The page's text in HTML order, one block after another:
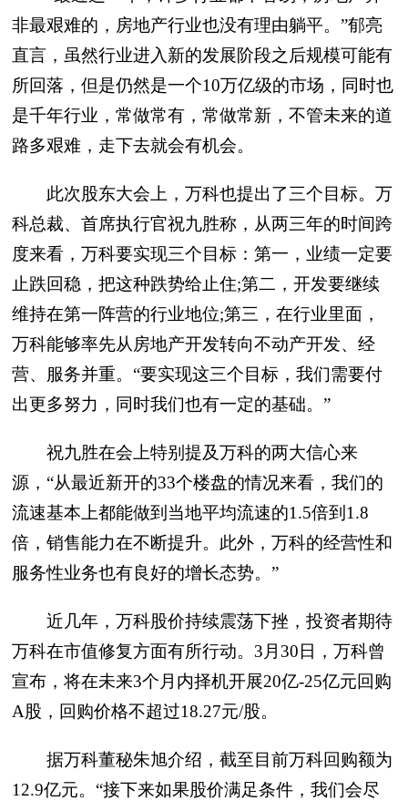
非最艰难的，房地产行业也没有理由躺平。”郁亮
直言，虽然行业进入新的发展阶段之后规模可能有
所回落，但是仍然是一个10万亿级的市场，同时也
是千年行业，常做常有，常做常新，不管未来的道
路多艰难，走下去就会有机会。
此次股东大会上，万科也提出了三个目标。万
科总裁、首席执行官祝九胜称，从两三年的时间跨
度来看，万科要实现三个目标：第一，业绩一定要
止跌回稳，把这种跌势给止住;第二，开发要继续
维持在第一阵营的行业地位;第三，在行业里面，
万科能够率先从房地产开发转向不动产开发、经
营、服务并重。“要实现这三个目标，我们需要付
出更多努力，同时我们也有一定的基础。”
祝九胜在会上特别提及万科的两大信心来
源，“从最近新开的33个楼盘的情况来看，我们的
流速基本上都能做到当地平均流速的1.5倍到1.8
倍，销售能力在不断提升。此外，万科的经营性和
服务性业务也有良好的增长态势。”
近几年，万科股价持续震荡下挫，投资者期待
万科在市值修复方面有所行动。3月30日，万科曾
宣布，将在未来3个月内择机开展20亿-25亿元回购
A股，回购价格不超过18.27元/股。
据万科董秘朱旭介绍，截至目前万科回购额为
12.9亿元。“接下来如果股价满足条件，我们会尽